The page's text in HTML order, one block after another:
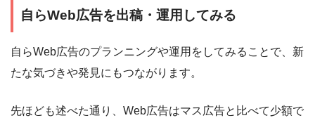
自らWeb広告を出稿・運用してみる
自らWeb広告のプランニングや運用をしてみることで、新
たな気づきや発見にもつながります。
先ほども述べた通り、Web広告はマス広告と比べて少額で